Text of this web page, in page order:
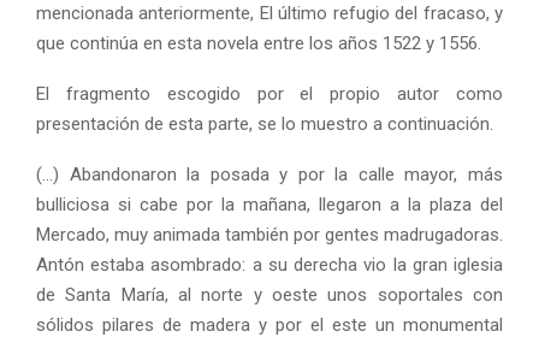
mencionada anteriormente, El último refugio del fracaso, y
que continúa en esta novela entre los años 1522 y 1556.
El fragmento escogido por el propio autor como
presentación de esta parte, se lo muestro a continuación.
(…) Abandonaron la posada y por la calle mayor, más
bulliciosa si cabe por la mañana, llegaron a la plaza del
Mercado, muy animada también por gentes madrugadoras.
Antón estaba asombrado: a su derecha vio la gran iglesia
de Santa María, al norte y oeste unos soportales con
sólidos pilares de madera y por el este un monumental